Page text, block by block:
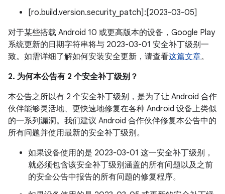
[ro.build.version.security_patch]:[2023-03-05]
对于某些搭载 Android 10 或更高版本的设备，Google Play
系统更新的日期字符串将与 2023-03-01 安全补丁级别一
致。如需详细了解如何安装安全更新，请查看这篇文章。
2. 为何本公告有 2 个安全补丁级别？
本公告之所以有 2 个安全补丁级别，是为了让 Android 合作
伙伴能够灵活地、更快速地修复在各种 Android 设备上类似
的一系列漏洞。我们建议 Android 合作伙伴修复本公告中的
所有问题并使用最新的安全补丁级别。
如果设备使用的是 2023-03-01 这一安全补丁级别，
就必须包含该安全补丁级别涵盖的所有问题以及之前
的安全公告中报告的所有问题的修复程序。